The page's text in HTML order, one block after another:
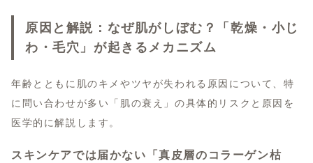
原因と解説：なぜ肌がしぼむ？「乾燥・小じ
わ・毛穴」が起きるメカニズム
年齢とともに肌のキメやツヤが失われる原因について、特
に問い合わせが多い「肌の衰え」の具体的リスクと原因を
医学的に解説します。
スキンケアでは届かない「真皮層のコラーゲン枯